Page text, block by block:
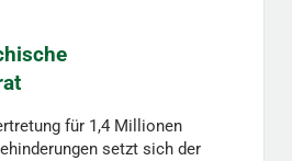
für 1,4 Millionen
setzt sich der